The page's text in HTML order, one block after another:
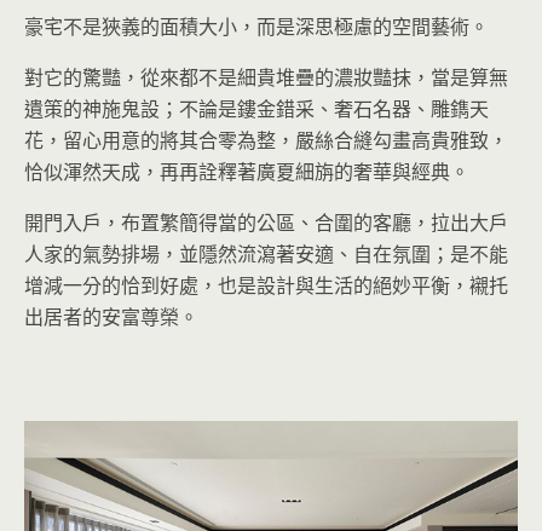
豪宅不是狹義的面積大小，而是深思極慮的空間藝術。
對它的驚豔，從來都不是細貴堆疊的濃妝豔抹，當是算無
遺策的神施鬼設；不論是鏤金錯采、奢石名器、雕鐫天
花，留心用意的將其合零為整，嚴絲合縫勾畫高貴雅致，
恰似渾然天成，再再詮釋著廣夏細旃的奢華與經典。
開門入戶，布置繁簡得當的公區、合圍的客廳，拉出大戶
人家的氣勢排場，並隱然流瀉著安適、自在氛圍；是不能
增減一分的恰到好處，也是設計與生活的絕妙平衡，襯托
出居者的安富尊榮。